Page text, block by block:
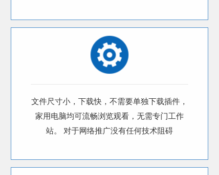
文件尺寸小，下载快，不需要单独下载插件，
家用电脑均可流畅浏览观看，无需专门工作
站。 对于网络推广没有任何技术阻碍